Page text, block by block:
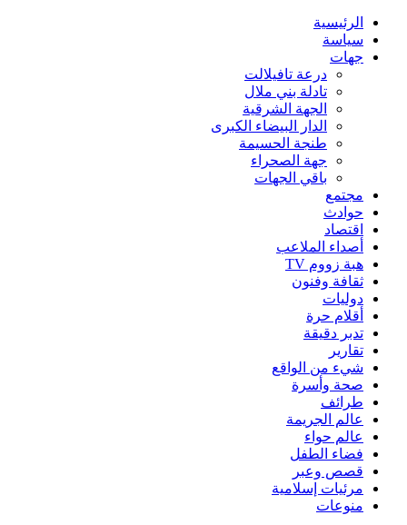
الرئيسية
سياسة
جهات
درعة تافيلالت
تادلة بني ملال
الجهة الشرقية
الدار البيضاء الكبرى
طنجة الحسيمة
جهة الصحراء
باقي الجهات
مجتمع
حوادث
اقتصاد
أصداء الملاعب
هبة زووم TV
ثقافة وفنون
دوليات
أقلام حرة
تدبر دقيقة
تقارير
شيء من الواقع
صحة وأسرة
طرائف
عالم الجريمة
عالم حواء
فضاء الطفل
قصص وعبر
مرئيات إسلامية
منوعات